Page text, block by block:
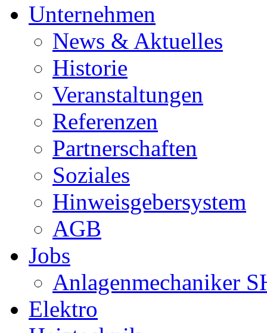
Unternehmen
News & Aktuelles
Historie
Veranstaltungen
Referenzen
Partnerschaften
Soziales
Hinweisgebersystem
AGB
Jobs
Anlagenmechaniker
Elektro